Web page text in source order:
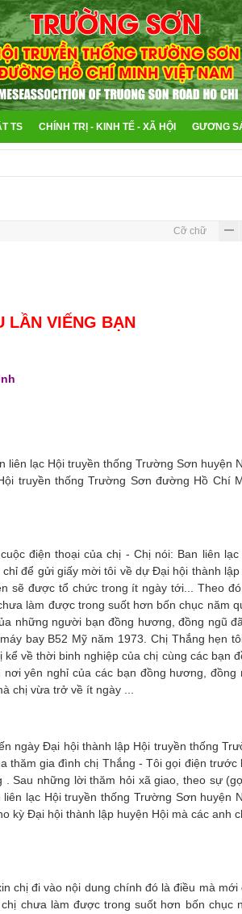
TS CHÍNH TRỊ - KINH TẾ - XÃ HỘI GƯƠNG
Cỡ chữ
LẦN VIẾNG BẠN
lạc Hội truyền thống Trường Sơn huyện
truyền thống Trường Sơn đường Hồ Chí
điện thoại của chị - Chị nói: Ban liên lạc
để gửi giấy mời tôi về dự Đại hội thành lập
sẽ được tổ chức trong ít ngày tới... Theo
làm được trong suốt hơn bốn chục năm
những người bạn đồng hương, đồng ngũ
bay B52 Mỹ năm 1973. Chị Thắng hẹn
về thời binh nghiệp của chị cùng các bạn
yên nghỉ của các bạn đồng hương, đồng
chị vừa trở về ít ngày ...
Đại hội thành lập Hội truyền thống
thăm gia đình chị Thắng - Tôi gọi điện trước
Sau những lời thăm hỏi xã giao, theo sự
lạc Hội truyền thống Trường Sơn huyện
kỳ Đại hội thành lập huyện Hội mà các anh
đi vào nội dung chính đó là điều mà mới
chưa làm được trong suốt hơn bốn chục